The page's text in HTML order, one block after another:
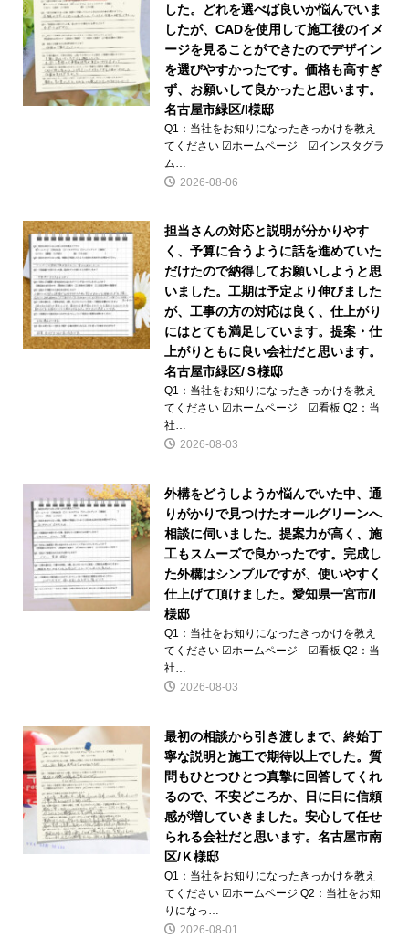
した。どれを選べば良いか悩んでいま
したが、CADを使用して施工後のイメ
ージを見ることができたのでデザイン
を選びやすかったです。価格も高すぎ
ず、お願いして良かったと思います。
名古屋市緑区/I様邸
Q1：当社をお知りになったきっかけを教え
てください ☑ホームページ ☑インスタグラ
ム…
2026-08-06
担当さんの対応と説明が分かりやす
く、予算に合うように話を進めていた
だけたので納得してお願いしようと思
いました。工期は予定より伸びました
が、工事の方の対応は良く、仕上がり
にはとても満足しています。提案・仕
上がりともに良い会社だと思います。
名古屋市緑区/Ｓ様邸
Q1：当社をお知りになったきっかけを教え
てください ☑ホームページ ☑看板 Q2：当
社…
2026-08-03
外構をどうしようか悩んでいた中、通
りがかりで見つけたオールグリーンへ
相談に伺いました。提案力が高く、施
工もスムーズで良かったです。完成し
た外構はシンプルですが、使いやすく
仕上げて頂けました。愛知県一宮市/I
様邸
Q1：当社をお知りになったきっかけを教え
てください ☑ホームページ ☑看板 Q2：当
社…
2026-08-03
最初の相談から引き渡しまで、終始丁
寧な説明と施工で期待以上でした。質
問もひとつひとつ真摯に回答してくれ
るので、不安どころか、日に日に信頼
感が増していきました。安心して任せ
られる会社だと思います。名古屋市南
区/Ｋ様邸
Q1：当社をお知りになったきっかけを教え
てください ☑ホームページ Q2：当社をお知
りになっ…
2026-08-01